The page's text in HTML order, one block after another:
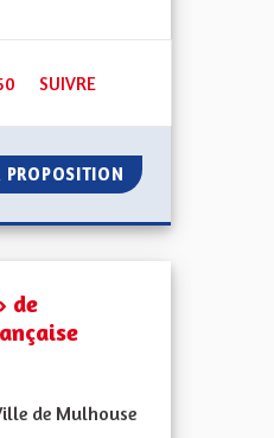
50 ABONNÉS
SUIVRE
PROPOSITION UNE
de
de Mulhouse